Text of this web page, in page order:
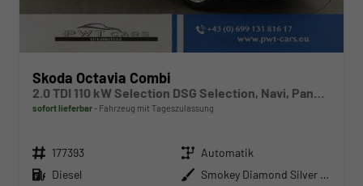
Skoda Octavia Combi
2.0 TDI 110 kW Selection DSG Selection, Navi, Pano, AHK, Teilleder, 5-J Garantie
sofort lieferbar Fahrzeug mit Tageszulassung
Fahrzeugnr. 177393 Getriebe Automatik
Kraftstoff Diesel Außenfarbe
Smokey Diamond Silver Metallic